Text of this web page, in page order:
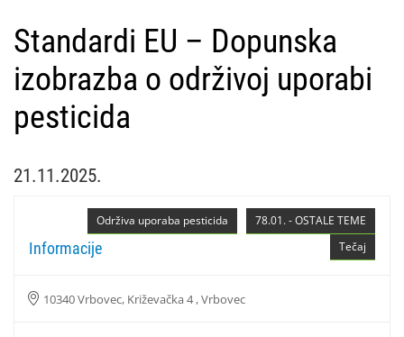
Standardi EU – Dopunska
izobrazba o održivoj uporabi
pesticida
21.11.2025.
78.01. - OSTALE TEME
Održiva uporaba pesticida
Tečaj
Informacije
10340 Vrbovec, Križevačka 4 , Vrbovec